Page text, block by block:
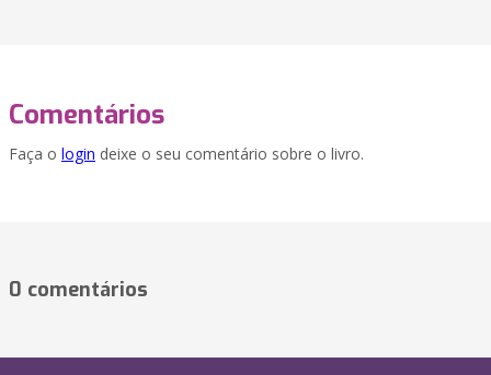
Comentários
Faça o login deixe o seu comentário sobre o livro.
0 comentários